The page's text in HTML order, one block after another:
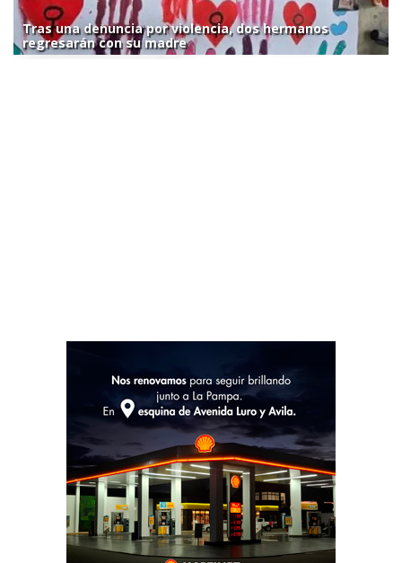
Tras una denuncia por violencia, dos hermanos
regresarán con su madre